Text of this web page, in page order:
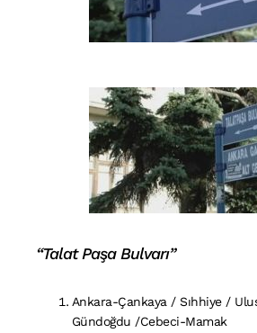
“Talat Paşa Bulvarı”
Ankara-Çankaya / Sıhhiye /
Gündoğdu /Cebeci-Mamak